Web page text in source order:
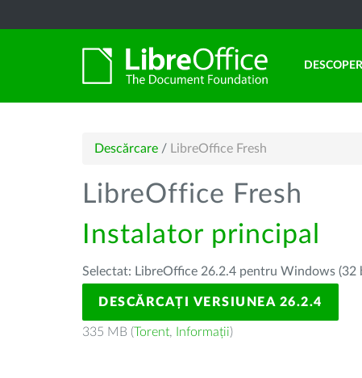
Descărcare / LibreOffice Fresh
LibreOffice Fresh
Instalator principal
Selectat: LibreOffice 26.2.4 pentru Windows (32
DESCĂRCAȚI VERSIUNEA 26.2.4
335 MB (Torent, Informații)